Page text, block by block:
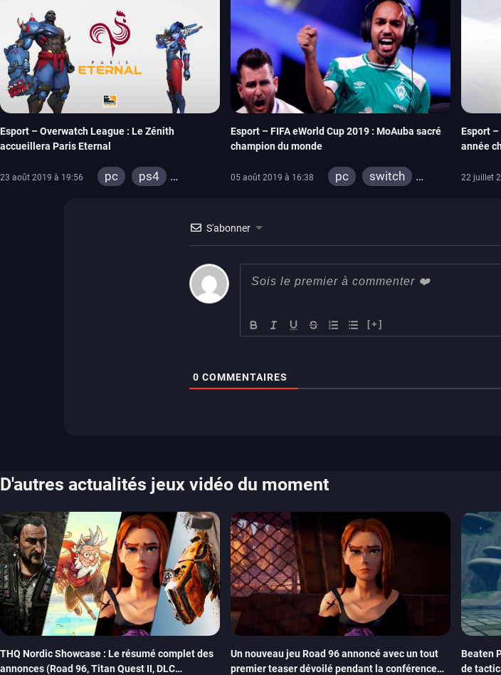
Esport – Overwatch League : Le Zénith
accueillera Paris Eternal
23 août 2019 à 19:56 pc
ps4
Esport – FIFA eWorld Cup 2019 : MoAuba sacré
champion du monde
05 août 2019 à 16:38 pc
switch
Esport –
année
22 juillet
S'abonner
[+]
0 COMMENTAIRES
D'autres actualités jeux vidéo du moment
THQ Nordic Showcase : Le résumé complet des
annonces (Road 96, Titan Quest II, DLC
Un nouveau jeu Road 96 annoncé avec un tout
premier teaser dévoilé pendant la conférence
Beaten
de